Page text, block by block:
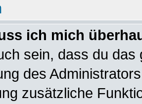
ich mich
sein, dass du
des
zusätzliche